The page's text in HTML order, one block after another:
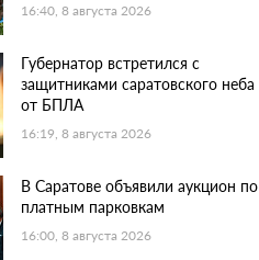
16:40, 8 августа 2026
Губернатор встретился с
защитниками саратовского неба
от БПЛА
16:19, 8 августа 2026
В Саратове объявили аукцион по
платным парковкам
16:00, 8 августа 2026